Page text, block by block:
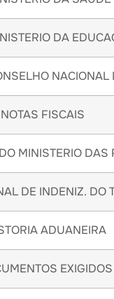
DA
FISCAIS
MINISTERIO
DE INDENIZ. DO
ADUANEIRA